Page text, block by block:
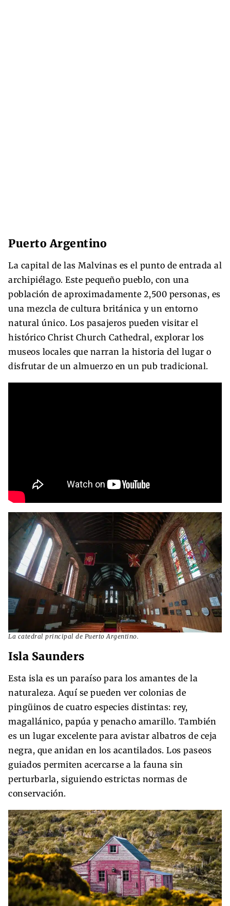
Puerto Argentino
La capital de las Malvinas es el punto de entrada al
archipiélago. Este pequeño pueblo, con una
población de aproximadamente 2,500 personas, es
una mezcla de cultura británica y un entorno
natural único. Los pasajeros pueden visitar el
histórico Christ Church Cathedral, explorar los
museos locales que narran la historia del lugar o
disfrutar de un almuerzo en un pub tradicional.
La catedral principal de Puerto Argentino.
Isla Saunders
Esta isla es un paraíso para los amantes de la
naturaleza. Aquí se pueden ver colonias de
pingüinos de cuatro especies distintas: rey,
magallánico, papúa y penacho amarillo. También
es un lugar excelente para avistar albatros de ceja
negra, que anidan en los acantilados. Los paseos
guiados permiten acercarse a la fauna sin
perturbarla, siguiendo estrictas normas de
conservación.